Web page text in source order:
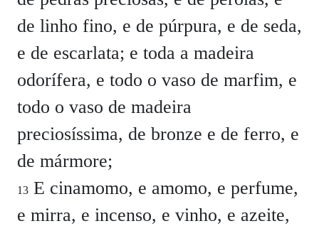
de linho fino, e de púrpura, e de seda,
e de escarlata; e toda a madeira
odorífera, e todo o vaso de marfim, e
todo o vaso de madeira
preciosíssima, de bronze e de ferro, e
de mármore;
13 E cinamomo, e amomo, e perfume,
e mirra, e incenso, e vinho, e azeite,